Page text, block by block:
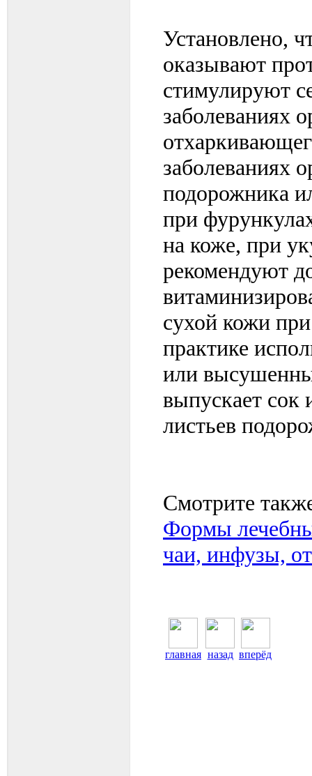
Установлено,
оказывают
стимулируют
заболеваниях
заболеваниях
подорожника
при
на коже, при
рекомендуют
сухой кожи
практике
или
выпускает сок
листьев
Смотрите
Формы
чаи, инфузы,
главная назад вперёд